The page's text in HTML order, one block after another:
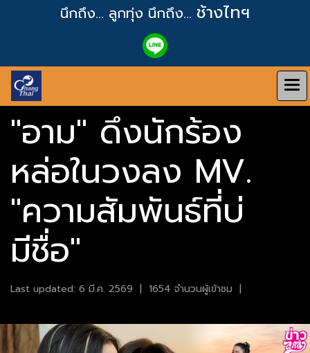
นึกถึง... ลูกทุ่ง นึกถึง... ช้างไทฯ
"อาม" ดึงนักร้อง
หล่อในวงลง MV.
"ความสัมพันธ์ที่บ่
มีชื่อ"
Last updated: 6 มี.ค. 2569 | 1654 จำนวนผู้เข้าชม |